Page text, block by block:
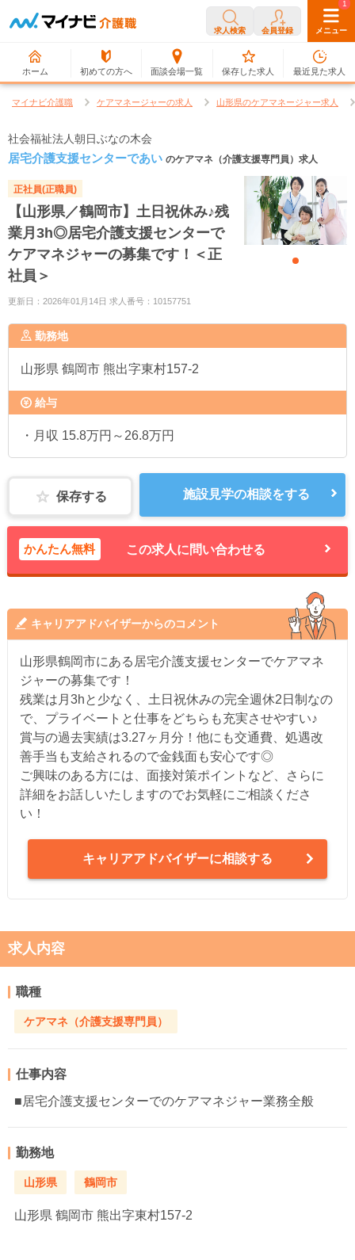
求人検索 会員登録 メニュー
ホーム 初めての方へ 面談会場一覧
0
保存した求人
1
最近見た求人
マイナビ介護職 ケアマネージャーの求人 山形県のケアマネージャー求人
社会福祉法人朝日ぶなの木会
居宅介護支援センターであい のケアマネ（介護支援専門員）求人
正社員(正職員)
【山形県／鶴岡市】土日祝休み♪残
業月3h◎居宅介護支援センターで
ケアマネジャーの募集です！＜正
社員＞
更新日：2026年01月14日 求人番号：10157751
勤務地
山形県 鶴岡市 熊出字東村157-2
給与
・月収 15.8万円～26.8万円
保存する 施設見学の相談をする
かんたん無料 この求人に問い合わせる
キャリアアドバイザーからのコメント
山形県鶴岡市にある居宅介護支援センターでケアマネ
ジャーの募集です！
残業は月3hと少なく、土日祝休みの完全週休2日制なの
で、プライベートと仕事をどちらも充実させやすい♪
賞与の過去実績は3.27ヶ月分！他にも交通費、処遇改
善手当も支給されるので金銭面も安心です◎
ご興味のある方には、面接対策ポイントなど、さらに
詳細をお話しいたしますのでお気軽にご相談くださ
い！
キャリアアドバイザーに相談する
求人内容
職種
ケアマネ（介護支援専門員）
仕事内容
■居宅介護支援センターでのケアマネジャー業務全般
勤務地
山形県 鶴岡市
山形県 鶴岡市 熊出字東村157-2